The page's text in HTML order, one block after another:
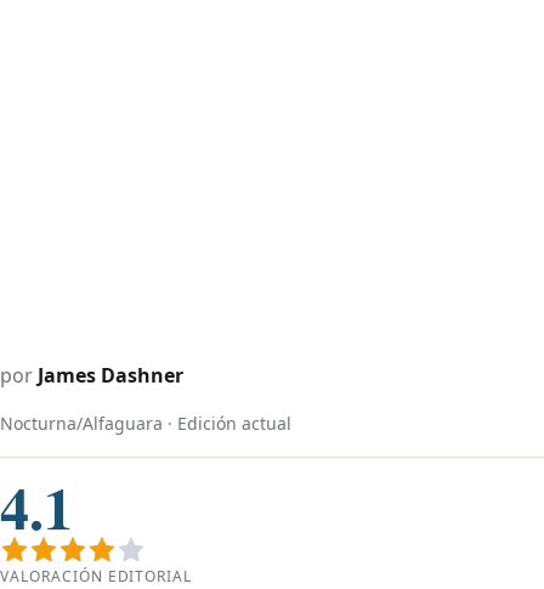
por James Dashner
Nocturna/Alfaguara · Edición actual
4.1
VALORACIÓN EDITORIAL